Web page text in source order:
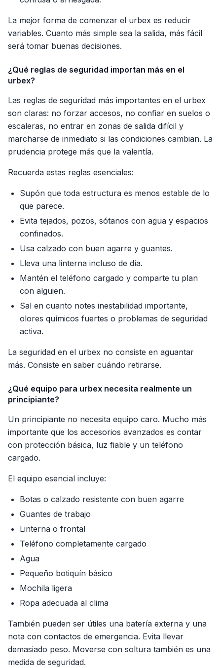
La mejor forma de comenzar el urbex es reducir
variables. Cuanto más simple sea la salida, más fácil
será tomar buenas decisiones.
¿Qué reglas de seguridad importan más en el
urbex?
Las reglas de seguridad más importantes en el urbex
son claras: no forzar accesos, no confiar en suelos o
escaleras, no entrar en zonas de salida difícil y
marcharse de inmediato si las condiciones cambian. La
prudencia protege más que la valentía.
Recuerda estas reglas esenciales:
Supón que toda estructura es menos estable de lo
que parece.
Evita tejados, pozos, sótanos con agua y espacios
confinados.
Usa calzado con buen agarre y guantes.
Lleva una linterna incluso de día.
Mantén el teléfono cargado y comparte tu plan
con alguien.
Sal en cuanto notes inestabilidad importante,
olores químicos fuertes o problemas de seguridad
activa.
La seguridad en el urbex no consiste en aguantar
más. Consiste en saber cuándo retirarse.
¿Qué equipo para urbex necesita realmente un
principiante?
Un principiante no necesita equipo caro. Mucho más
importante que los accesorios avanzados es contar
con protección básica, luz fiable y un teléfono
cargado.
El equipo esencial incluye:
Botas o calzado resistente con buen agarre
Guantes de trabajo
Linterna o frontal
Teléfono completamente cargado
Agua
Pequeño botiquín básico
Mochila ligera
Ropa adecuada al clima
También pueden ser útiles una batería externa y una
nota con contactos de emergencia. Evita llevar
demasiado peso. Moverse con soltura también es una
medida de seguridad.